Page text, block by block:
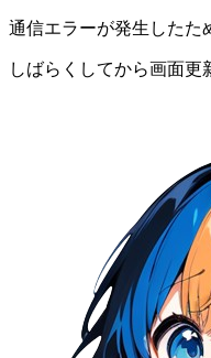
通信エラーが発生したた
しばらくしてから画面更